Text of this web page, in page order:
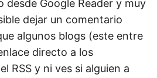
desde Google Reader y muy
dejar un comentario
algunos blogs (este entre
directo a los
RSS y ni ves si alguien a